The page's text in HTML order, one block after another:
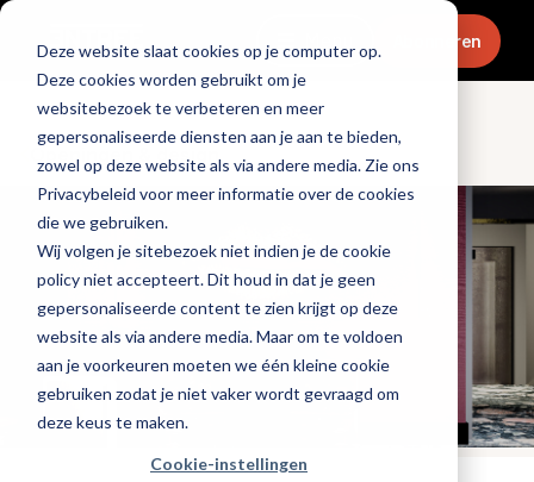
Deze website slaat cookies op je computer op.
Deze cookies worden gebruikt om je
websitebezoek te verbeteren en meer
gepersonaliseerde diensten aan je aan te bieden,
zowel op deze website als via andere media. Zie ons
Privacybeleid voor meer informatie over de cookies
die we gebruiken.
Wij volgen je sitebezoek niet indien je de cookie
policy niet accepteert. Dit houd in dat je geen
gepersonaliseerde content te zien krijgt op deze
website als via andere media. Maar om te voldoen
aan je voorkeuren moeten we één kleine cookie
gebruiken zodat je niet vaker wordt gevraagd om
deze keus te maken.
Cookie-instellingen
Menu Abonneren
Openingen & design